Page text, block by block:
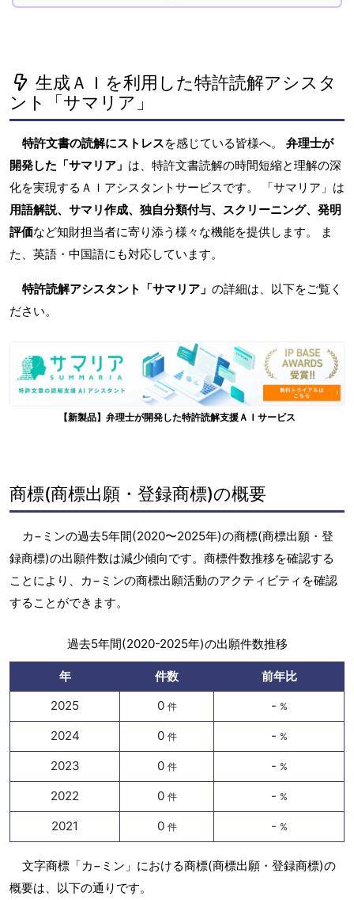
生成ＡＩを利用した特許読解アシスタ
ント「サマリア」
特許文書の読解にストレスを感じている皆様へ。 弁理士が
開発した「サマリア」 は、特許文書読解の時間短縮と理解の深
化を実現するＡＩアシスタントサービスです。 「サマリア」は
用語解説、サマリ作成、独自分類付与、スクリーニング、発明
評価など知財担当者に寄り添う様々な機能を提供します。 ま
た、英語・中国語にも対応しています。
特許読解アシスタント「サマリア」 の詳細は、以下をご覧く
ださい。
【新製品】弁理士が開発した特許読解支援ＡＩサービス
商標(商標出願・登録商標)の概要
カ−ミンの過去5年間(2020〜2025年)の商標(商標出願・登
録商標)の出願件数は減少傾向です。商標件数推移を確認する
ことにより、カ−ミンの商標出願活動のアクティビティを確認
することができます。
過去5年間(2020-2025年)の出願件数推移
年 件数
前年比
2025
0 件 - %
2024 0 件 - %
2023 0 件 - %
2022 0 件 - %
2021 0 件 - %
文字商標「カ−ミン」における商標(商標出願・登録商標)の
概要は、以下の通りです。